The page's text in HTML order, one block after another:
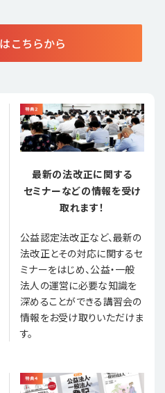
こちらから
最新の法改正に関する
セミナーなどの情報を受け
取れます！
公益認定法改正など、最新の
法改正とその対応に関するセ
ミナーをはじめ、公益・一般
法人の運営に必要な知識を
深めることができる講習会の
情報をお受け取りいただけま
す。